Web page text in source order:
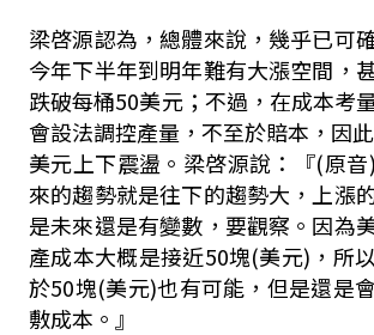
梁啓源認為，總體來說，幾乎已可
今年下半年到明年難有大漲空間，
跌破每桶50美元；不過，在成本考
會設法調控產量，不至於賠本，因
美元上下震盪。梁啓源說：『(原
來的趨勢就是往下的趨勢大，上漲
是未來還是有變數，要觀察。因為
產成本大概是接近50塊(美元)，所
於50塊(美元)也有可能，但是還是
敷成本。』